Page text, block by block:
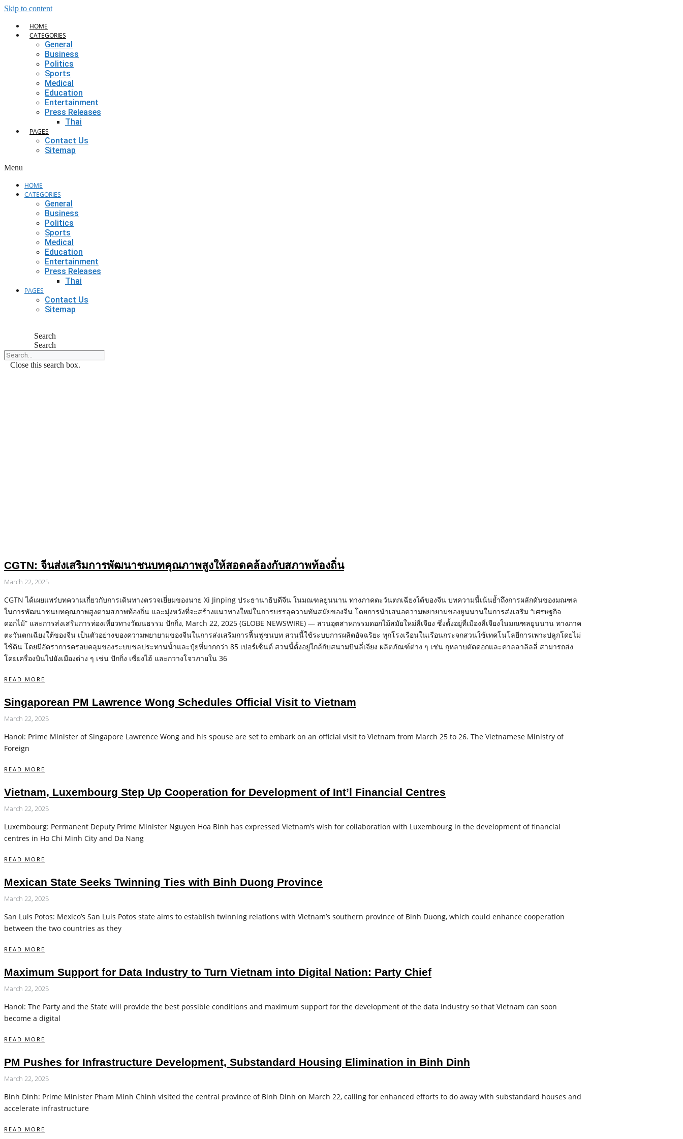
Skip to content
HOME
CATEGORIES
General
Business
Politics
Sports
Medical
Education
Entertainment
Press Releases
Thai
PAGES
Contact Us
Sitemap
Menu
HOME
CATEGORIES
General
Business
Politics
Sports
Medical
Education
Entertainment
Press Releases
Thai
PAGES
Contact Us
Sitemap
Search
Search
Close this search box.
CGTN: จีนส่งเสริมการพัฒนาชนบทคุณภาพสูงให้สอดคล้องกับสภาพท้องถิ่น
March 22, 2025
CGTN ได้เผยแพร่บทความเกี่ยวกับการเดินทางตรวจเยี่ยมของนาย Xi Jinping ประธานาธิบดีจีน ในมณฑลยูนนาน ทางภาคตะวันตกเฉียงใต้ของจีน บทความนี้เน้นย้ำถึงการผลักดันของมณฑล
ในการพัฒนาชนบทคุณภาพสูงตามสภาพท้องถิ่น และมุ่งหวังที่จะสร้างแนวทางใหม่ในการบรรลุความทันสมัยของจีน โดยการนำเสนอความพยายามของยูนนานในการส่งเสริม “เศรษฐกิจ
ดอกไม้” และการส่งเสริมการท่องเที่ยวทางวัฒนธรรม ปักกิ่ง, March 22, 2025 (GLOBE NEWSWIRE) — สวนอุตสาหกรรมดอกไม้สมัยใหม่ลี่เจียง ซึ่งตั้งอยู่ที่เมืองลี่เจียงในมณฑลยูนนาน ทางภาค
ตะวันตกเฉียงใต้ของจีน เป็นตัวอย่างของความพยายามของจีนในการส่งเสริมการฟื้นฟูชนบท สวนนี้ใช้ระบบการผลิตอัจฉริยะ ทุกโรงเรือนในเรือนกระจกสวนใช้เทคโนโลยีการเพาะปลูกโดยไม่
ใช้ดิน โดยมีอัตราการครอบคลุมของระบบชลประทานน้ำและปุ๋ยที่มากกว่า 85 เปอร์เซ็นต์ สวนนี้ตั้งอยู่ใกล้กับสนามบินลี่เจียง ผลิตภัณฑ์ต่าง ๆ เช่น กุหลาบตัดดอกและคาลลาลิลลี่ สามารถส่ง
โดยเครื่องบินไปยังเมืองต่าง ๆ เช่น ปักกิ่ง เซี่ยงไฮ้ และกวางโจวภายใน 36
READ MORE
Singaporean PM Lawrence Wong Schedules Official Visit to Vietnam
March 22, 2025
Hanoi: Prime Minister of Singapore Lawrence Wong and his spouse are set to embark on an official visit to Vietnam from March 25 to 26. The Vietnamese Ministry of
Foreign
READ MORE
Vietnam, Luxembourg Step Up Cooperation for Development of Int’l Financial Centres
March 22, 2025
Luxembourg: Permanent Deputy Prime Minister Nguyen Hoa Binh has expressed Vietnam’s wish for collaboration with Luxembourg in the development of financial
centres in Ho Chi Minh City and Da Nang
READ MORE
Mexican State Seeks Twinning Ties with Binh Duong Province
March 22, 2025
San Luis Potos­: Mexico’s San Luis Potos­ state aims to establish twinning relations with Vietnam’s southern province of Binh Duong, which could enhance cooperation
between the two countries as they
READ MORE
Maximum Support for Data Industry to Turn Vietnam into Digital Nation: Party Chief
March 22, 2025
Hanoi: The Party and the State will provide the best possible conditions and maximum support for the development of the data industry so that Vietnam can soon
become a digital
READ MORE
PM Pushes for Infrastructure Development, Substandard Housing Elimination in Binh Dinh
March 22, 2025
Binh Dinh: Prime Minister Pham Minh Chinh visited the central province of Binh Dinh on March 22, calling for enhanced efforts to do away with substandard houses and
accelerate infrastructure
READ MORE